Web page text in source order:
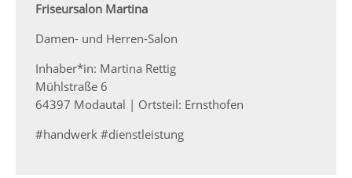
Friseursalon Martina
Damen- und Herren-Salon
Inhaber*in: Martina Rettig
Mühlstraße 6
64397 Modautal | Ortsteil: Ernsthofen
#handwerk #dienstleistung